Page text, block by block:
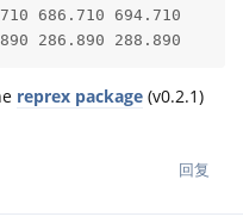
686.710 694.710
286.890 288.890
reprex package (v0.2.1)
回复